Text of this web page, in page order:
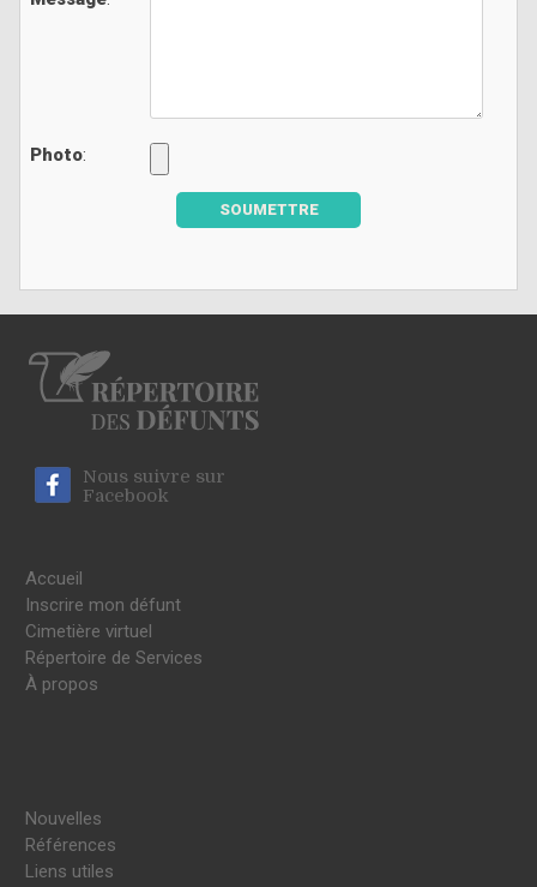
Photo:
SOUMETTRE
Nous suivre sur
Facebook
Accueil
Inscrire mon défunt
Cimetière virtuel
Répertoire de Services
À propos
Nouvelles
Références
Liens utiles